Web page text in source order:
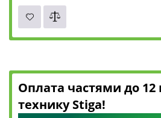
Оплата частями до 12
технику Stiga!